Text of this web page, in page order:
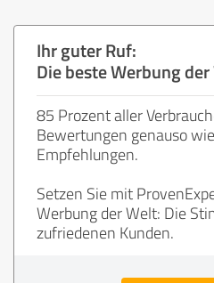
Ihr guter Ruf:
Die beste Werbung
85 Prozent aller
Bewertungen genauso
Empfehlungen.
Setzen Sie mit
Werbung der Welt: Die
zufriedenen Kunden.